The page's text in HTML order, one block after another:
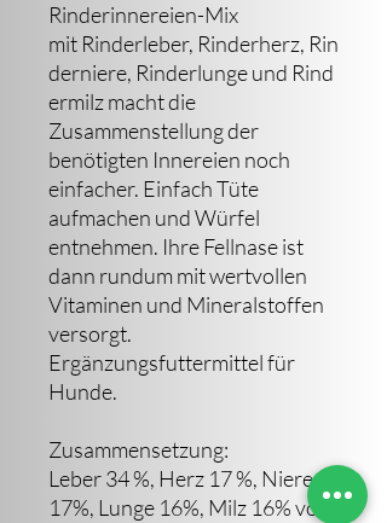
Rinderinnereien-Mix
mit Rinderleber, Rinderherz, Rin
derniere, Rinderlunge und Rind
ermilz macht die
Zusammenstellung der
benötigten Innereien noch
einfacher. Einfach Tüte
aufmachen und Würfel
entnehmen. Ihre Fellnase ist
dann rundum mit wertvollen
Vitaminen und Mineralstoffen
versorgt.
Ergänzungsfuttermittel für
Hunde.
Zusammensetzung:
Leber 34 %, Herz 17 %, Niere
17%, Lunge 16%, Milz 16% vom